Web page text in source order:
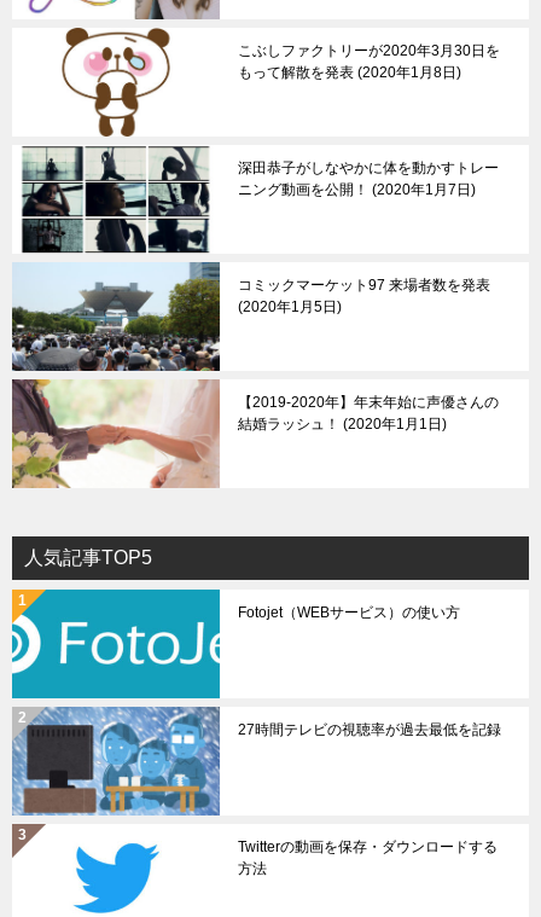
こぶしファクトリーが2020年3月30日を
もって解散を発表 2020年1月8日
深田恭子がしなやかに体を動かすトレー
ニング動画を公開！
2020年1月7日
コミックマーケット97 来場者数を発表
2020年1月5日
【2019-2020年】年末年始に声優さんの
結婚ラッシュ！
2020年1月1日
人気記事TOP5
Fotojet（WEBサービス）の使い方
27時間テレビの視聴率が過去最低を記録
Twitterの動画を保存・ダウンロードする
方法